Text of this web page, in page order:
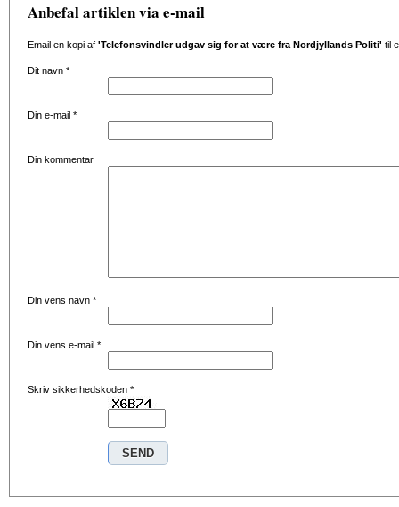
Anbefal artiklen via e-mail
Email en kopi af 'Telefonsvindler udgav sig for at være fra Nordjyllands Politi' til
Dit navn *
Din e-mail *
Din kommentar
Din vens navn *
Din vens e-mail *
Skriv sikkerhedskoden *